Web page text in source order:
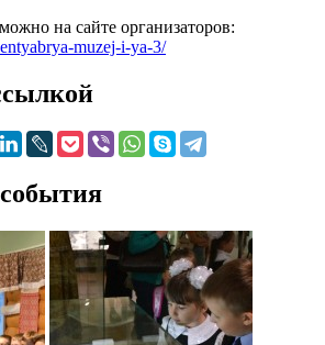
на сайте организаторов:
muzej-i-ya-3/